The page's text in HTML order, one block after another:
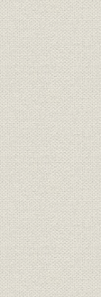
昭和21年1
昭和11年
(1952年)
昭和21年
昭和21年